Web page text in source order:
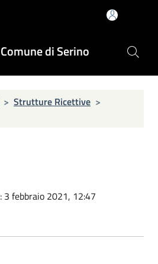
Comune di Serino
> Strutture Ricettive >
: 3 febbraio 2021, 12:47